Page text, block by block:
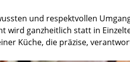
und respektvollen
wird ganzheitlich statt in
Küche, die präzise,